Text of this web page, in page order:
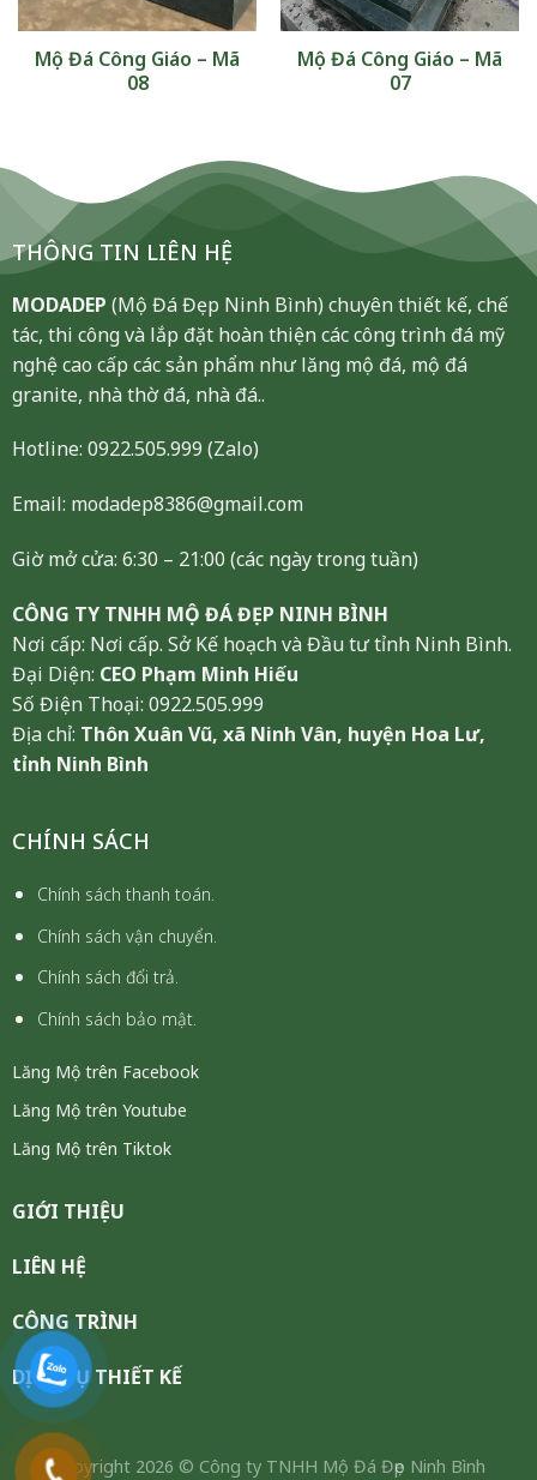
Mộ Đá Công Giáo – Mã
08
Mộ Đá Công Giáo – Mã
07
THÔNG TIN LIÊN HỆ
MODADEP (Mộ Đá Đẹp Ninh Bình) chuyên thiết kế, chế
tác, thi công và lắp đặt hoàn thiện các công trình đá mỹ
nghệ cao cấp các sản phẩm như lăng mộ đá, mộ đá
granite, nhà thờ đá, nhà đá..
Hotline: 0922.505.999 (Zalo)
Email: modadep8386@gmail.com
Giờ mở cửa: 6:30 – 21:00 (các ngày trong tuần)
CÔNG TY TNHH MỘ ĐÁ ĐẸP NINH BÌNH
Nơi cấp: Nơi cấp. Sở Kế hoạch và Đầu tư tỉnh Ninh Bình.
Đại Diện: CEO Phạm Minh Hiếu
Số Điện Thoại: 0922.505.999
Địa chỉ: Thôn Xuân Vũ, xã Ninh Vân, huyện Hoa Lư,
tỉnh Ninh Bình
CHÍNH SÁCH
Chính sách thanh toán.
Chính sách vận chuyển.
Chính sách đổi trả.
Chính sách bảo mật.
Lăng Mộ trên Facebook
Lăng Mộ trên Youtube
Lăng Mộ trên Tiktok
GIỚI THIỆU
LIÊN HỆ
CÔNG TRÌNH
DỊCH VỤ THIẾT KẾ
Copyright 2026 © Công ty TNHH Mộ Đá Đẹp Ninh Bình